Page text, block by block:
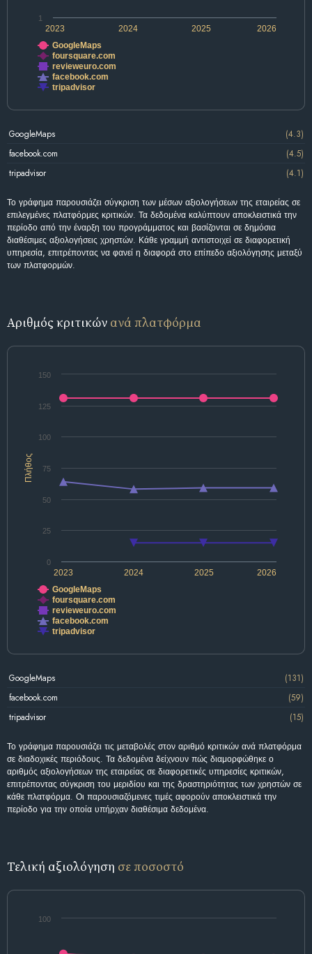
2024 2026
2023 2025
1
GoogleMaps
foursquare.com
revieweuro.com
facebook.com
tripadvisor
GoogleMaps
(4.3)
facebook.com
(4.5)
tripadvisor
(4.1)
Το γράφημα παρουσιάζει σύγκριση των μέσων αξιολογήσεων της εταιρείας σε
επιλεγμένες πλατφόρμες κριτικών. Τα δεδομένα καλύπτουν αποκλειστικά την
περίοδο από την έναρξη του προγράμματος και βασίζονται σε δημόσια
διαθέσιμες αξιολογήσεις χρηστών. Κάθε γραμμή αντιστοιχεί σε διαφορετική
υπηρεσία, επιτρέποντας να φανεί η διαφορά στο επίπεδο αξιολόγησης μεταξύ
των πλατφορμών.
Αριθμός κριτικών ανά πλατφόρμα
Πλήθος
2024 2026
2023 2025
0
25
50
75
100
125
150
GoogleMaps
foursquare.com
revieweuro.com
facebook.com
tripadvisor
GoogleMaps
(131)
facebook.com
(59)
tripadvisor
(15)
Το γράφημα παρουσιάζει τις μεταβολές στον αριθμό κριτικών ανά πλατφόρμα
σε διαδοχικές περιόδους. Τα δεδομένα δείχνουν πώς διαμορφώθηκε ο
αριθμός αξιολογήσεων της εταιρείας σε διαφορετικές υπηρεσίες κριτικών,
επιτρέποντας σύγκριση του μεριδίου και της δραστηριότητας των χρηστών σε
κάθε πλατφόρμα. Οι παρουσιαζόμενες τιμές αφορούν αποκλειστικά την
περίοδο για την οποία υπήρχαν διαθέσιμα δεδομένα.
Τελική αξιολόγηση σε ποσοστό
100